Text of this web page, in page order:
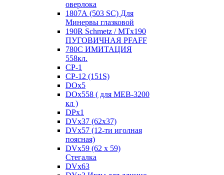
оверлока
1807А (503 SC) Для
Минервы глазковой
190R Schmetz / MTx190
ПУГОВИЧНАЯ PFAFF
780С ИМИТАЦИЯ
558кл.
CP-1
CP-12 (151S)
DOx5
DOx558 ( для MEB-3200
кл )
DPx1
DVx37 (62x37)
DVx57 (12-ти иголная
поясная)
DVx59 (62 x 59)
Стегалка
DVx63